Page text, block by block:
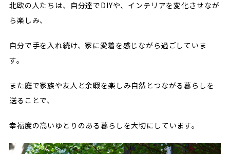
北欧の人たちは、自分達でDIYや、インテリアを変化させなが
ら楽しみ、
自分で手を入れ続け、家に愛着を感じながら過ごしていま
す。
また庭で家族や友人と余暇を楽しみ自然とつながる暮らしを
送ることで、
幸福度の高いゆとりのある暮らしを大切にしています。